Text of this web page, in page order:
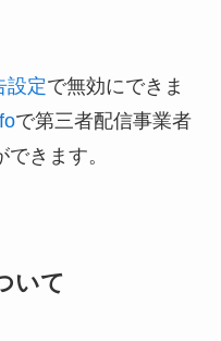
設定で無効にできま
で第三者配信事業者
きます。
いて